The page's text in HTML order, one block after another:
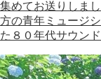
集めてお送りしま
方の青年ミュージ
た８０年代サウン